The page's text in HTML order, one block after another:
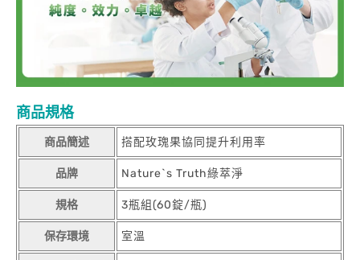
商品規格
商品簡述 搭配玫瑰果協同提升利用率
品牌 Nature`s Truth綠萃淨
規格 3瓶組(60錠/瓶)
保存環境 室溫